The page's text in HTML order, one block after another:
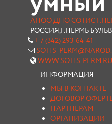
АНОО ДПО СОТИС
РОССИЯ,Г.ПЕРМЬ
+ 7 (342) 293-64-41
SOTIS-
WWW.SOTIS-PERM.RU
ИНФОРМАЦИЯ
МЫ В КОНТАКТЕ
ДОГОВОР
ПАРТНЕРАМ
ОРГАНИЗАЦИИ